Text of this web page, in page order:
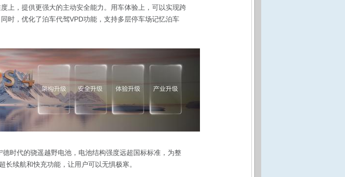
上，提供更强大的主动安全能力。用车体验上，可以实现跨
时，优化了泊车代驾VPD功能，支持多层停车场记忆泊车
时代的骁遥越野电池，电池结构强度远超国标标准，为整
长续航和快充功能，让用户可以无惧极寒。